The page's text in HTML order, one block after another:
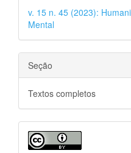
v. 15 n. 45 (2023):
Mental
Seção
Textos completos